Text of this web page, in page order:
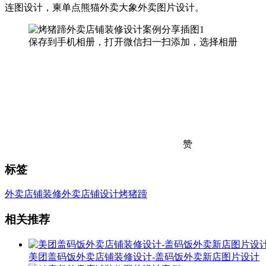
连图设计，柬单点熊猫外卖大象外卖图片设计。
保存到手机相册，打开微信扫一扫添加，选择相册
赞
标签
外卖店铺装修外卖店铺设计烤猪蹄
相关推荐
美团盖码饭外卖店铺装修设计-盖码饭外卖新店图片设计